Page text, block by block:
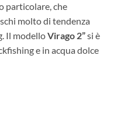
particolare, che
molto di tendenza
Il modelloVirago 2”si è
e in acqua dolce